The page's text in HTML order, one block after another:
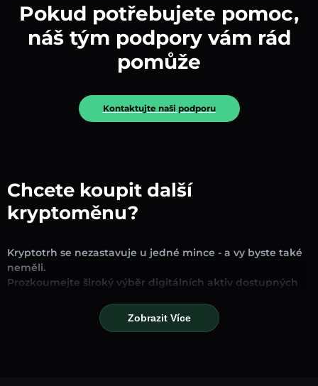
Pokud potřebujete pomoc,
náš tým podpory vám rád
pomůže
Kontaktujte naši podporu
Chcete koupit další
kryptoměnu?
Kryptotrh se nezastavuje u jedné mince - a vy byste také
neměli.
Prozkoumejte široký výběr digitálních aktiv dostupných
hledáte zavedené stablecoiny, slibné altcoiny nebo
trendové nové tokeny, najdete je všechny na jednom
Zobrazit Více